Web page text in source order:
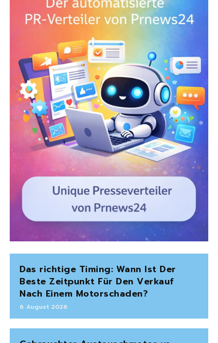
Das richtige Timing: Wann Ist Der
Beste Zeitpunkt Für Den Verkauf
Nach Einem Motorschaden?
6. August 2026